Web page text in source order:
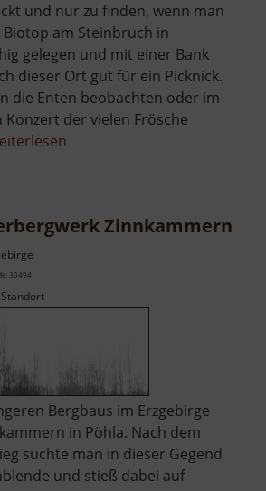
und nur zu finden, wenn man
Biotop am Steinbruch in
gelegen und mit einer Bank
dieser Ort gut für ein Picknick.
die Enten beobachten oder im
Konzert der vielen Frösche
Zinnkammern
30494
Bergbaus im Erzgebirge
in Pöhla. Nach dem
suchte man in dieser Gegend
und stieß dabei auf